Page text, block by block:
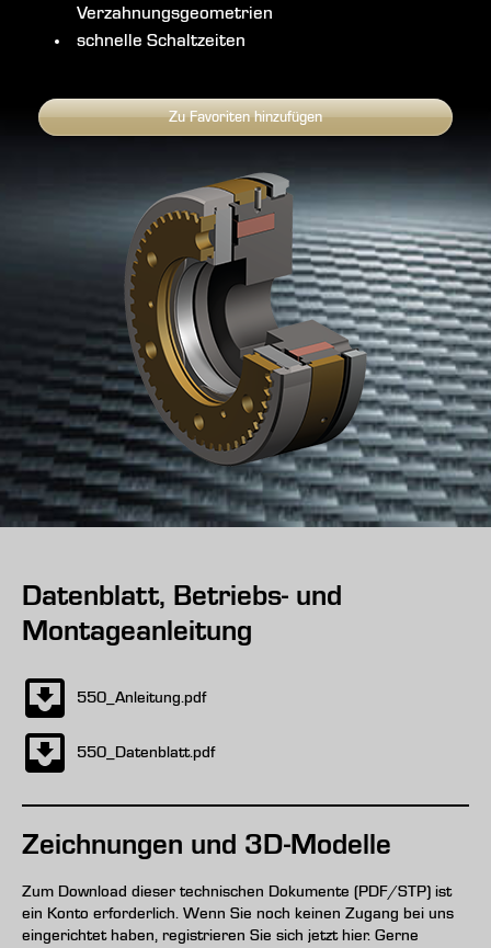
Verzahnungsgeometrien
schnelle Schaltzeiten
Zu Favoriten hinzufügen
Datenblatt, Betriebs- und
Montageanleitung
550_Anleitung.pdf
550_Datenblatt.pdf
Zeichnungen und 3D-Modelle
Zum Download dieser technischen Dokumente (PDF/STP) ist
ein Konto erforderlich. Wenn Sie noch keinen Zugang bei uns
eingerichtet haben, registrieren Sie sich jetzt hier. Gerne